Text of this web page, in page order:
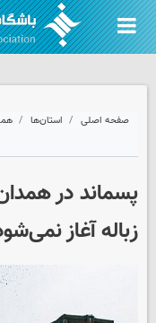
صفحه اصلی استان‌ها
پسماند در
زباله آغاز